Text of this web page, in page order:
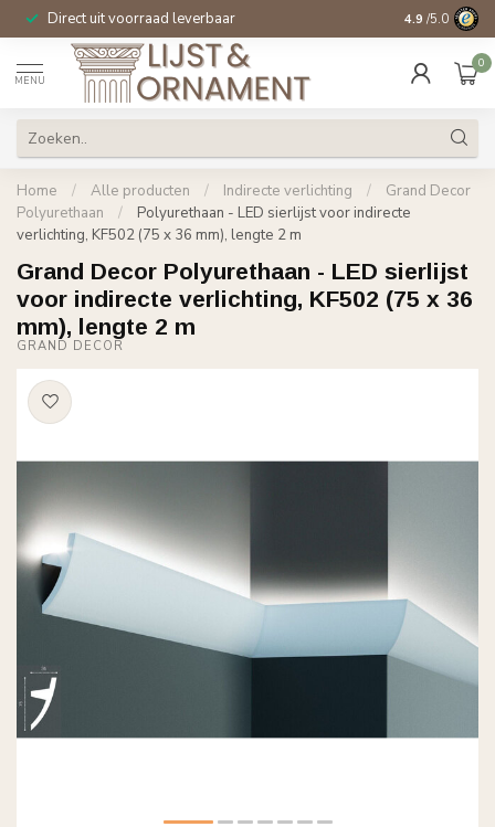
Direct uit voorraad leverbaar 14 dagen
4.9 /5.0
MENU
0
Home / Alle producten / Indirecte verlichting /
Grand Decor
Polyurethaan
/
Polyurethaan - LED sierlijst voor indirecte
verlichting, KF502 (75 x 36 mm), lengte 2 m
Grand Decor Polyurethaan - LED sierlijst
voor indirecte verlichting, KF502 (75 x 36
mm), lengte 2 m
GRAND DECOR